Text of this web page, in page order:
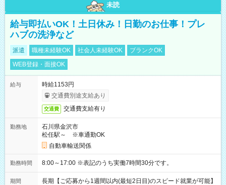
未読
給与即払いOK！土日休み！日勤のお仕事！プレ
ハブの洗浄など
派遣 職種未経験OK 社会人未経験OK
ブランクOK
WEB登録・面接OK
給与
時給1153円
交通費別途支給あり
交通費 交通費支給有り
勤務地
石川県金沢市
松任駅～ ※車通勤OK
自動車輸送関係
勤務時間 8:00～17:00 ※表記のうち実働7時間30分です。
期間
長期【ご応募から1週間以内(最短2日目)のスピード就業が可能】